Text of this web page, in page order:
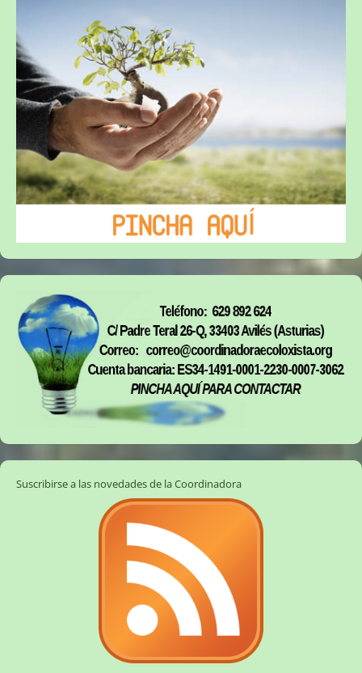
Suscribirse a las novedades de la Coordinadora